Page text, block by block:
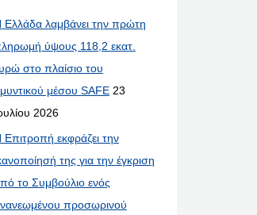
Ελλάδα λαμβάνει την πρώτη
ύψους 118,2 εκατ.
στο πλαίσιο του
μέσου SAFE 23
2026
Επιτροπή εκφράζει την
της για την έγκριση
το Συμβούλιο ενός
προσωρινού